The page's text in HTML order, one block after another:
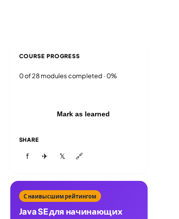
COURSE PROGRESS
0 of 28 modules completed · 0%
Mark as learned
SHARE
f ✈ 𝕏 🔗
С наивысшим рейтингом
Java SE для начинающих